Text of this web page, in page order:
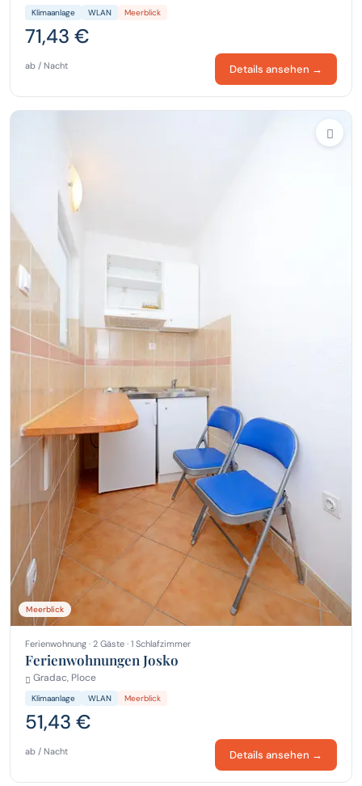
Klimaanlage WLAN Meerblick
71,43 €
ab / Nacht Details ansehen →
Meerblick
Ferienwohnung · 2 Gäste · 1 Schlafzimmer
Ferienwohnungen Josko
Gradac, Ploce
Klimaanlage WLAN Meerblick
51,43 €
ab / Nacht Details ansehen →